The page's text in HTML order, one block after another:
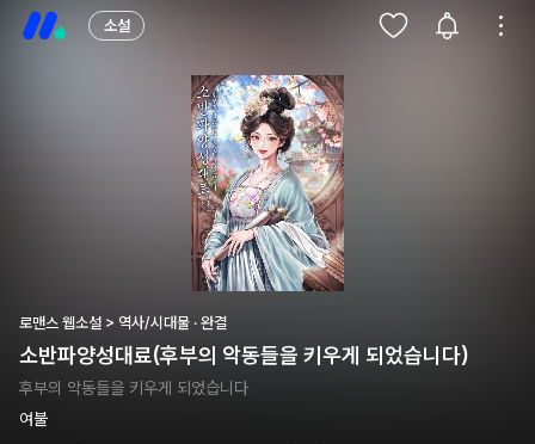
소설
로맨스 웹소설 > 역사/시대물 · 완결
소반파양성대료(후부의 악동들을 키우게 되었습니다)
후부의 악동들을 키우게 되었습니다
여불